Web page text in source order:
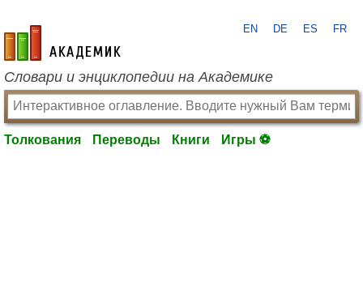
academic.ru
EN DE ES FR
Словари и энциклопедии на Академике
Толкования Переводы Книги Игры ⚽